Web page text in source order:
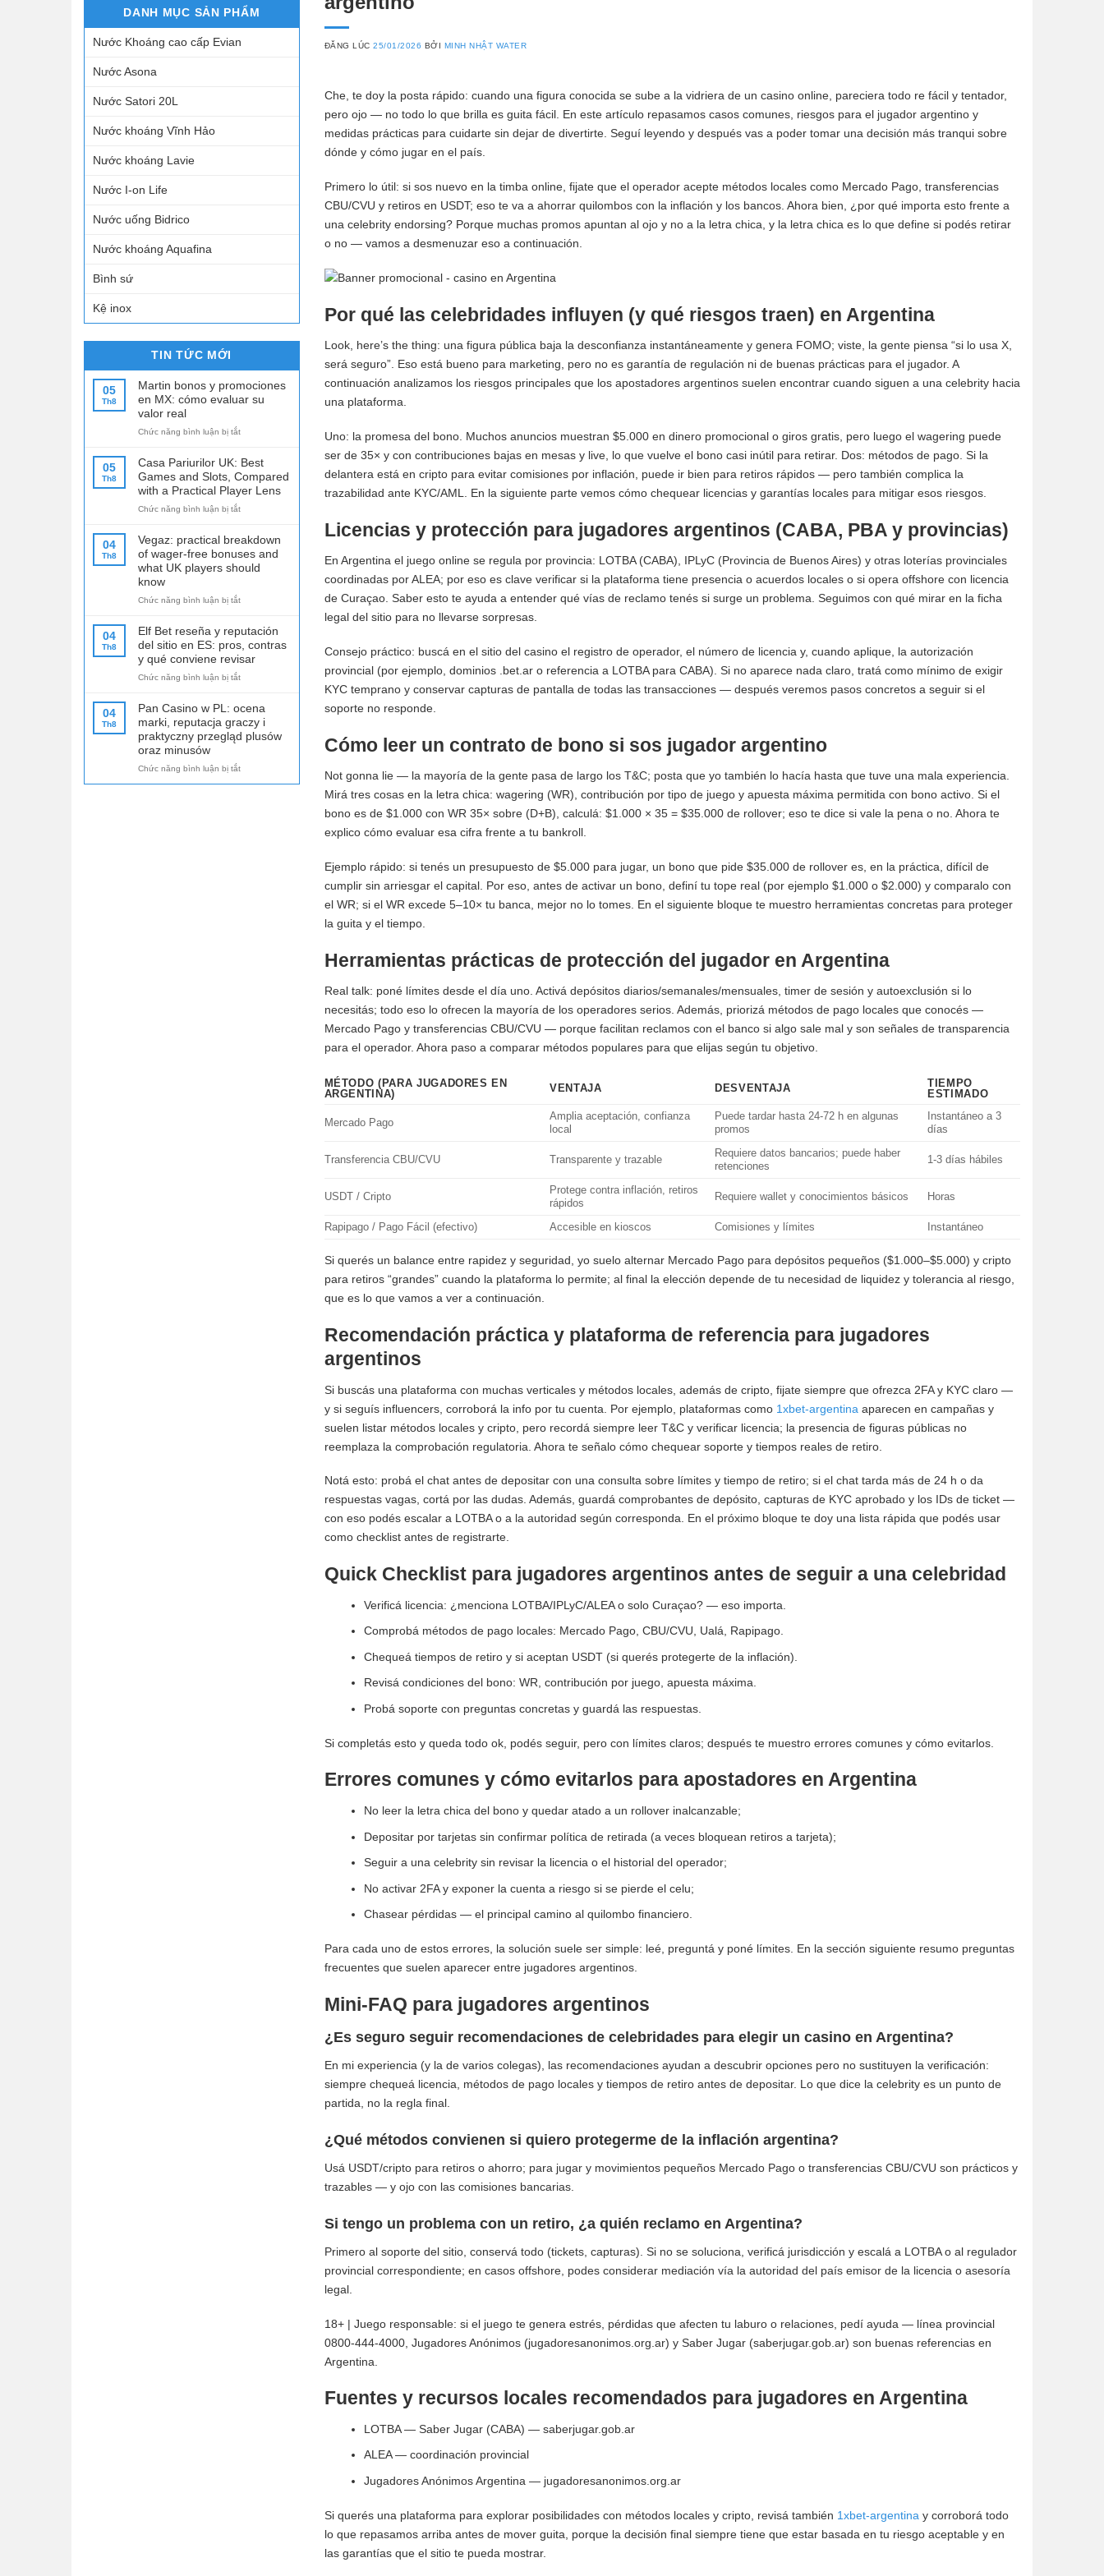
DANH MỤC SẢN PHẨM
Nước Khoáng cao cấp Evian
Nước Asona
Nước Satori 20L
Nước khoáng Vĩnh Hảo
Nước khoáng Lavie
Nước I-on Life
Nước uống Bidrico
Nước khoáng Aquafina
Bình sứ
Kệ inox
TIN TỨC MỚI
05
Th8
Martin bonos y promociones
en MX: cómo evaluar su
valor real
Chức năng bình luận bị tắtở
bonos
y
promociones
en
MX:
evaluar
valor
05
Th8
Casa Pariurilor UK: Best
Games and Slots, Compared
with a Practical Player Lens
Chức năng bình luận bị tắtở
Pariurilor
Best
Games
Slots,
with
Practical
Player
Lens
04
Th8
Vegaz: practical breakdown
of wager-free bonuses and
what UK players should
know
Chức năng bình luận bị tắtở
practical
of
wager-
free
and
UK
players
know
04
Th8
Elf Bet reseña y reputación
del sitio en ES: pros, contras
y qué conviene revisar
Chức năng bình luận bị tắtở
reseña
y
reputación
sitio
en
04
Th8
Pan Casino w PL: ocena
marki, reputacja graczy i
praktyczny przegląd plusów
oraz minusów
Chức năng bình luận bị tắtở
ĐĂNG LÚC25/01/2026 BỞI MINH NHẬT WATER
Che, te doy la posta rápido: cuando una figura conocida se sube a la vidriera de un casino online, pareciera todo re fácil y tentador,
pero ojo — no todo lo que brilla es guita fácil. En este artículo repasamos casos comunes, riesgos para el jugador argentino y
medidas prácticas para cuidarte sin dejar de divertirte. Seguí leyendo y después vas a poder tomar una decisión más tranqui sobre
dónde y cómo jugar en el país.
Primero lo útil: si sos nuevo en la timba online, fijate que el operador acepte métodos locales como Mercado Pago, transferencias
CBU/CVU y retiros en USDT; eso te va a ahorrar quilombos con la inflación y los bancos. Ahora bien, ¿por qué importa esto frente a
una celebrity endorsing? Porque muchas promos apuntan al ojo y no a la letra chica, y la letra chica es lo que define si podés retirar
o no — vamos a desmenuzar eso a continuación.
Por qué las celebridades influyen (y qué riesgos traen) en Argentina
Look, here’s the thing: una figura pública baja la desconfianza instantáneamente y genera FOMO; viste, la gente piensa “si lo usa X,
será seguro”. Eso está bueno para marketing, pero no es garantía de regulación ni de buenas prácticas para el jugador. A
continuación analizamos los riesgos principales que los apostadores argentinos suelen encontrar cuando siguen a una celebrity hacia
una plataforma.
Uno: la promesa del bono. Muchos anuncios muestran $5.000 en dinero promocional o giros gratis, pero luego el wagering puede
ser de 35× y con contribuciones bajas en mesas y live, lo que vuelve el bono casi inútil para retirar. Dos: métodos de pago. Si la
delantera está en cripto para evitar comisiones por inflación, puede ir bien para retiros rápidos — pero también complica la
trazabilidad ante KYC/AML. En la siguiente parte vemos cómo chequear licencias y garantías locales para mitigar esos riesgos.
Licencias y protección para jugadores argentinos (CABA, PBA y provincias)
En Argentina el juego online se regula por provincia: LOTBA (CABA), IPLyC (Provincia de Buenos Aires) y otras loterías provinciales
coordinadas por ALEA; por eso es clave verificar si la plataforma tiene presencia o acuerdos locales o si opera offshore con licencia
de Curaçao. Saber esto te ayuda a entender qué vías de reclamo tenés si surge un problema. Seguimos con qué mirar en la ficha
legal del sitio para no llevarse sorpresas.
Consejo práctico: buscá en el sitio del casino el registro de operador, el número de licencia y, cuando aplique, la autorización
provincial (por ejemplo, dominios .bet.ar o referencia a LOTBA para CABA). Si no aparece nada claro, tratá como mínimo de exigir
KYC temprano y conservar capturas de pantalla de todas las transacciones — después veremos pasos concretos a seguir si el
soporte no responde.
Cómo leer un contrato de bono si sos jugador argentino
Not gonna lie — la mayoría de la gente pasa de largo los T&C; posta que yo también lo hacía hasta que tuve una mala experiencia.
Mirá tres cosas en la letra chica: wagering (WR), contribución por tipo de juego y apuesta máxima permitida con bono activo. Si el
bono es de $1.000 con WR 35× sobre (D+B), calculá: $1.000 × 35 = $35.000 de rollover; eso te dice si vale la pena o no. Ahora te
explico cómo evaluar esa cifra frente a tu bankroll.
Ejemplo rápido: si tenés un presupuesto de $5.000 para jugar, un bono que pide $35.000 de rollover es, en la práctica, difícil de
cumplir sin arriesgar el capital. Por eso, antes de activar un bono, definí tu tope real (por ejemplo $1.000 o $2.000) y comparalo con
el WR; si el WR excede 5–10× tu banca, mejor no lo tomes. En el siguiente bloque te muestro herramientas concretas para proteger
la guita y el tiempo.
Herramientas prácticas de protección del jugador en Argentina
Real talk: poné límites desde el día uno. Activá depósitos diarios/semanales/mensuales, timer de sesión y autoexclusión si lo
necesitás; todo eso lo ofrecen la mayoría de los operadores serios. Además, priorizá métodos de pago locales que conocés —
Mercado Pago y transferencias CBU/CVU — porque facilitan reclamos con el banco si algo sale mal y son señales de transparencia
para el operador. Ahora paso a comparar métodos populares para que elijas según tu objetivo.
MÉTODO (PARA JUGADORES EN
ARGENTINA)
VENTAJA DESVENTAJA
TIEMPO
ESTIMADO
Mercado Pago
Amplia aceptación, confianza
local
Puede tardar hasta 24-72 h en algunas
promos
Instantáneo a 3
días
Transferencia CBU/CVU Transparente y trazable
Requiere datos bancarios; puede haber
retenciones
1-3 días hábiles
USDT / Cripto
Protege contra inflación, retiros
rápidos
Requiere wallet y conocimientos básicos Horas
Rapipago / Pago Fácil (efectivo) Accesible en kioscos Comisiones y límites Instantáneo
Si querés un balance entre rapidez y seguridad, yo suelo alternar Mercado Pago para depósitos pequeños ($1.000–$5.000) y cripto
para retiros “grandes” cuando la plataforma lo permite; al final la elección depende de tu necesidad de liquidez y tolerancia al riesgo,
que es lo que vamos a ver a continuación.
Recomendación práctica y plataforma de referencia para jugadores
argentinos
Si buscás una plataforma con muchas verticales y métodos locales, además de cripto, fijate siempre que ofrezca 2FA y KYC claro —
y si seguís influencers, corroborá la info por tu cuenta. Por ejemplo, plataformas como 1xbet-argentina aparecen en campañas y
suelen listar métodos locales y cripto, pero recordá siempre leer T&C y verificar licencia; la presencia de figuras públicas no
reemplaza la comprobación regulatoria. Ahora te señalo cómo chequear soporte y tiempos reales de retiro.
Notá esto: probá el chat antes de depositar con una consulta sobre límites y tiempo de retiro; si el chat tarda más de 24 h o da
respuestas vagas, cortá por las dudas. Además, guardá comprobantes de depósito, capturas de KYC aprobado y los IDs de ticket —
con eso podés escalar a LOTBA o a la autoridad según corresponda. En el próximo bloque te doy una lista rápida que podés usar
como checklist antes de registrarte.
Quick Checklist para jugadores argentinos antes de seguir a una celebridad
Verificá licencia: ¿menciona LOTBA/IPLyC/ALEA o solo Curaçao? — eso importa.
Comprobá métodos de pago locales: Mercado Pago, CBU/CVU, Ualá, Rapipago.
Chequeá tiempos de retiro y si aceptan USDT (si querés protegerte de la inflación).
Revisá condiciones del bono: WR, contribución por juego, apuesta máxima.
Probá soporte con preguntas concretas y guardá las respuestas.
Si completás esto y queda todo ok, podés seguir, pero con límites claros; después te muestro errores comunes y cómo evitarlos.
Errores comunes y cómo evitarlos para apostadores en Argentina
No leer la letra chica del bono y quedar atado a un rollover inalcanzable;
Depositar por tarjetas sin confirmar política de retirada (a veces bloquean retiros a tarjeta);
Seguir a una celebrity sin revisar la licencia o el historial del operador;
No activar 2FA y exponer la cuenta a riesgo si se pierde el celu;
Chasear pérdidas — el principal camino al quilombo financiero.
Para cada uno de estos errores, la solución suele ser simple: leé, preguntá y poné límites. En la sección siguiente resumo preguntas
frecuentes que suelen aparecer entre jugadores argentinos.
Mini-FAQ para jugadores argentinos
¿Es seguro seguir recomendaciones de celebridades para elegir un casino en Argentina?
En mi experiencia (y la de varios colegas), las recomendaciones ayudan a descubrir opciones pero no sustituyen la verificación:
siempre chequeá licencia, métodos de pago locales y tiempos de retiro antes de depositar. Lo que dice la celebrity es un punto de
partida, no la regla final.
¿Qué métodos convienen si quiero protegerme de la inflación argentina?
Usá USDT/cripto para retiros o ahorro; para jugar y movimientos pequeños Mercado Pago o transferencias CBU/CVU son prácticos y
trazables — y ojo con las comisiones bancarias.
Si tengo un problema con un retiro, ¿a quién reclamo en Argentina?
Primero al soporte del sitio, conservá todo (tickets, capturas). Si no se soluciona, verificá jurisdicción y escalá a LOTBA o al regulador
provincial correspondiente; en casos offshore, podes considerar mediación vía la autoridad del país emisor de la licencia o asesoría
legal.
18+ | Juego responsable: si el juego te genera estrés, pérdidas que afecten tu laburo o relaciones, pedí ayuda — línea provincial
0800-444-4000, Jugadores Anónimos (jugadoresanonimos.org.ar) y Saber Jugar (saberjugar.gob.ar) son buenas referencias en
Argentina.
Fuentes y recursos locales recomendados para jugadores en Argentina
LOTBA — Saber Jugar (CABA) — saberjugar.gob.ar
ALEA — coordinación provincial
Jugadores Anónimos Argentina — jugadoresanonimos.org.ar
Si querés una plataforma para explorar posibilidades con métodos locales y cripto, revisá también 1xbet-argentina y corroborá todo
lo que repasamos arriba antes de mover guita, porque la decisión final siempre tiene que estar basada en tu riesgo aceptable y en
las garantías que el sitio te pueda mostrar.